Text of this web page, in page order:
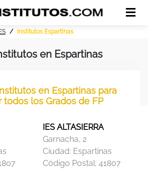
IES Institutos Espartinas
en Espartinas
en Espartinas para
todos los Grados de FP
IES ALTASIERRA
Garnacha, 2
Ciudad: Espartinas
Código Postal: 41807